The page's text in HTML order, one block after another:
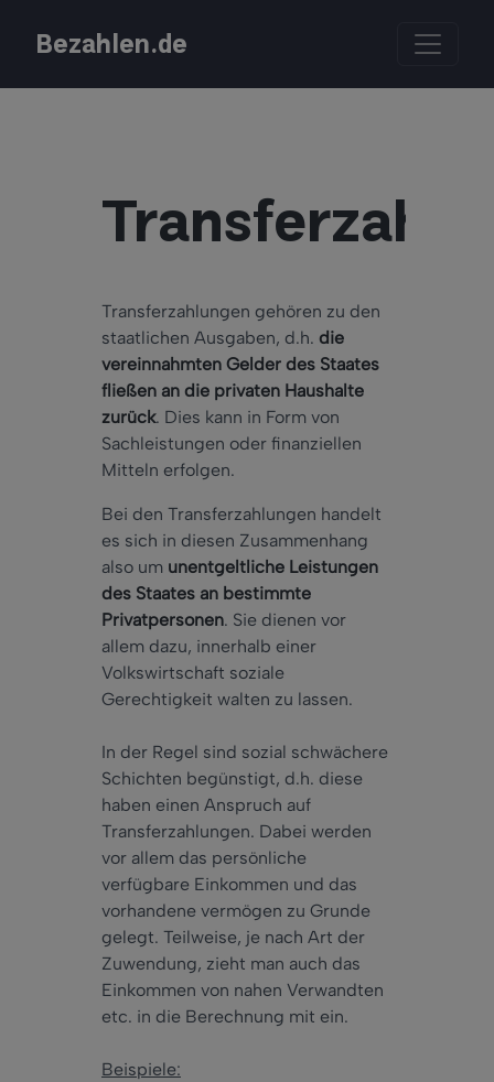
Bezahlen.de
Transferzahlungen gehören zu den
staatlichen Ausgaben, d.h. die
vereinnahmten Gelder des Staates
fließen an die privaten Haushalte
zurück. Dies kann in Form von
Sachleistungen oder finanziellen
Mitteln erfolgen.
Bei den Transferzahlungen handelt
es sich in diesen Zusammenhang
also um unentgeltliche Leistungen
des Staates an bestimmte
Privatpersonen. Sie dienen vor
allem dazu, innerhalb einer
Volkswirtschaft soziale
Gerechtigkeit walten zu lassen.
In der Regel sind sozial schwächere
Schichten begünstigt, d.h. diese
haben einen Anspruch auf
Transferzahlungen. Dabei werden
vor allem das persönliche
verfügbare Einkommen und das
vorhandene vermögen zu Grunde
gelegt. Teilweise, je nach Art der
Zuwendung, zieht man auch das
Einkommen von nahen Verwandten
etc. in die Berechnung mit ein.
Beispiele: